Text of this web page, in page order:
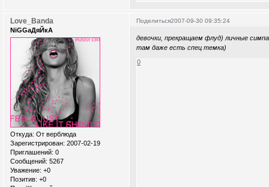
Поделиться2007-09-30 09:35:24
Love_Banda
NiGGaДяЙкА
Откуда: От верблюда
Зарегистрирован: 2007-02-19
Приглашений: 0
Сообщений: 5267
Уважение: +0
Позитив: +0
девочки, прекращаем флуд) личные
там даже есть спец темка)
0